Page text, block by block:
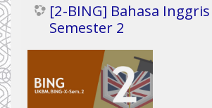
[2-BING] Bahasa
Semester 2